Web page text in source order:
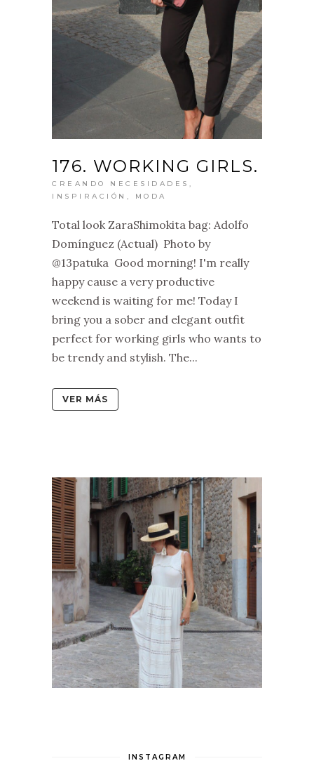
176. WORKING GIRLS.
CREANDO NECESIDADES ,
INSPIRACIÓN , MODA
Total look ZaraShimokita bag: Adolfo
Domínguez (Actual) Photo by
@13patuka Good morning! I'm really
happy cause a very productive
weekend is waiting for me! Today I
bring you a sober and elegant outfit
perfect for working girls who wants to
be trendy and stylish. The...
VER MÁS
INSTAGRAM